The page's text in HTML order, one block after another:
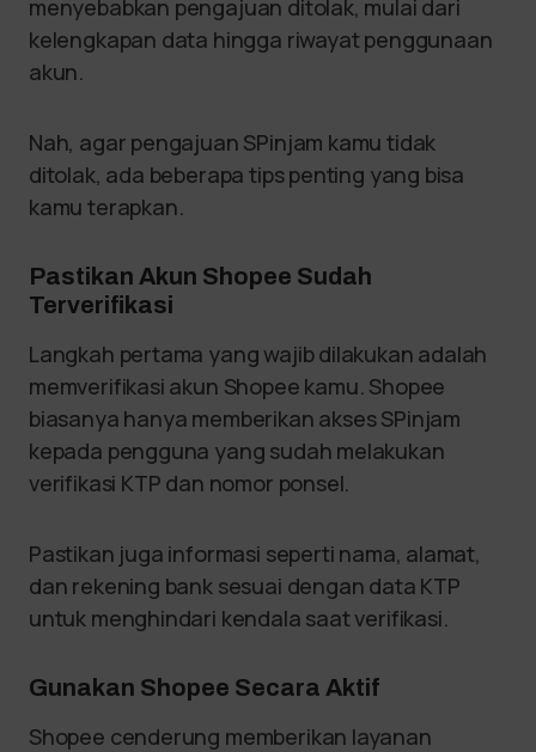
menyebabkan pengajuan ditolak, mulai dari
kelengkapan data hingga riwayat penggunaan
akun.
Nah, agar pengajuan SPinjam kamu tidak
ditolak, ada beberapa tips penting yang bisa
kamu terapkan.
Pastikan Akun Shopee Sudah
Terverifikasi
Langkah pertama yang wajib dilakukan adalah
memverifikasi akun Shopee kamu. Shopee
biasanya hanya memberikan akses SPinjam
kepada pengguna yang sudah melakukan
verifikasi KTP dan nomor ponsel.
Pastikan juga informasi seperti nama, alamat,
dan rekening bank sesuai dengan data KTP
untuk menghindari kendala saat verifikasi.
Gunakan Shopee Secara Aktif
Shopee cenderung memberikan layanan